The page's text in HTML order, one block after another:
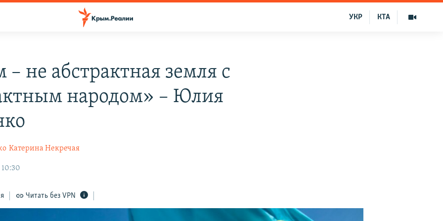
КТА
УКР
не абстрактная земля с
народом» – Юлия
Катерина Некречая
10:30
Читать без VPN